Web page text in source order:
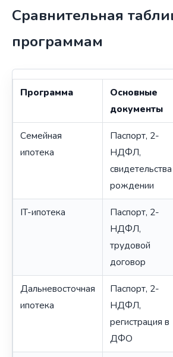
Сравнительная
программам
Программа
Основные
документы
Семейная
ипотека
Паспорт, 2-
НДФЛ,
рождении
IT-ипотека
Паспорт, 2-
НДФЛ,
трудовой
договор
Дальневосточная
ипотека
Паспорт, 2-
НДФЛ,
регистрация в
ДФО